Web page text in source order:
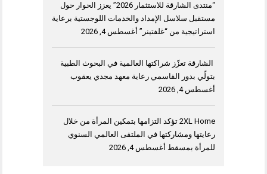
“منتدى الشارقة للاستثمار 2026” يعزز الحوار حول
مستقبل سلاسل الإمداد والخدمات اللوجستية برعاية
استراتيجية من “غلفتينر” أغسطس 4, 2026
الشارقة تعزّز شراكتها العالمية في البحوث الطبية
بتولّي بدور القاسمي رعاية معهد مجدي يعقوب
أغسطس 4, 2026
2XL Home تؤكد التزامها بتمكين المرأة من خلال
رعايتها ومشاركتها في الملتقى العالمي السنوي
للمرأة بمسقط أغسطس 4, 2026